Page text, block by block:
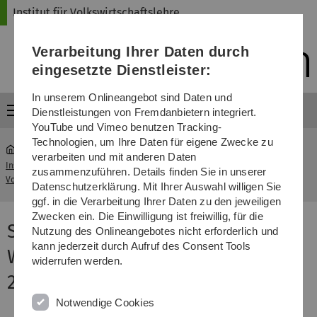
Direkt
Direkt
Direkt
(Sprache,
Drucken,
Media)
Direkt
Direkt
Institut für Volkswirtschaftslehre
Menü
Institut für
Volkswirtschaftslehre
...
Seminar Spezialfragen der
Wettbewerbspolitik (Master) SS
2017
Verarbeitung Ihrer Daten durch
eingesetzte Dienstleister:
In unserem Onlineangebot sind Daten und
Dienstleistungen von Fremdanbietern integriert.
YouTube und Vimeo benutzen Tracking-
Technologien, um Ihre Daten für eigene Zwecke zu
verarbeiten und mit anderen Daten
zusammenzuführen. Details finden Sie in unserer
Datenschutzerklärung. Mit Ihrer Auswahl willigen Sie
ggf. in die Verarbeitung Ihrer Daten zu den jeweiligen
Zwecken ein. Die Einwilligung ist freiwillig, für die
Nutzung des Onlineangebotes nicht erforderlich und
kann jederzeit durch Aufruf des Consent Tools
widerrufen werden.
Notwendige Cookies